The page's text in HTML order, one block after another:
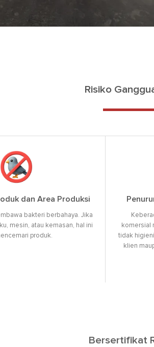
Risiko
dan Area Produksi
bakteri berbahaya. Jika
mesin, atau kemasan, hal ini
produk.
komersial
tidak
klien
Bersertifikat